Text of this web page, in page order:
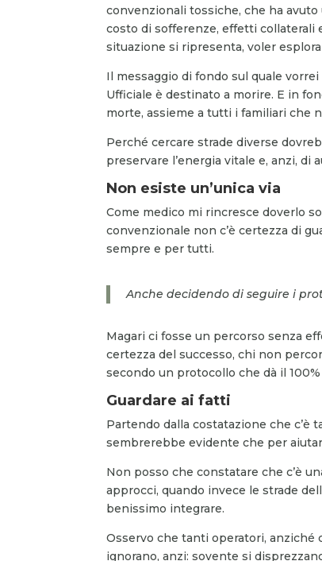
convenzionali tossiche, che ha
costo di sofferenze, effetti collaterali
situazione si ripresenta, voler
Il messaggio di fondo sul quale
Ufficiale è destinato a morire. E in
morte, assieme a tutti i familiari che
Perché cercare strade diverse
preservare l’energia vitale e, anzi, di
Non esiste un’unica via
Come medico mi rincresce doverlo
convenzionale non c’è certezza di
sempre e per tutti.
Anche decidendo di seguire i
Magari ci fosse un percorso senza
certezza del successo, chi non
secondo un protocollo che dà il
Guardare ai fatti
Partendo dalla costatazione che c’è
sembrerebbe evidente che per
Non posso che constatare che c’è
approcci, quando invece le strade
benissimo integrare.
Osservo che tanti operatori, anziché
ignorano, anzi: sovente si